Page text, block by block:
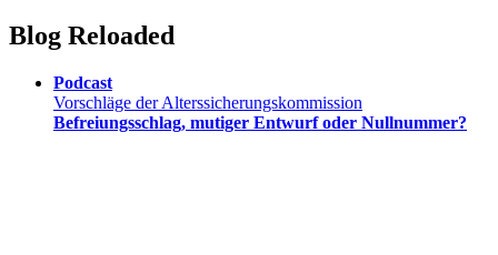
Blog Reloaded
Podcast
Vorschläge der Alterssicherungskommission
Befreiungsschlag, mutiger Entwurf oder Nullnummer?